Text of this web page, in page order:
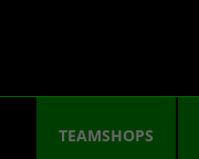
TEAMSHOPS